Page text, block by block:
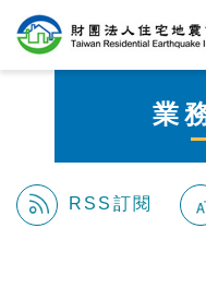
業
RSS訂閱